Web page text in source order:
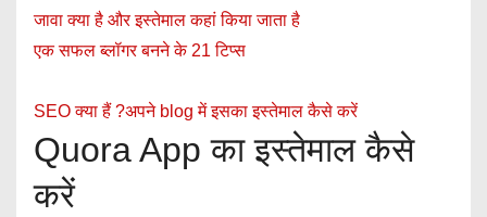
जावा क्या है और इस्तेमाल कहां किया जाता है
एक सफल ब्लॉगर बनने के 21 टिप्स
SEO क्या हैं ?अपने blog में इसका इस्तेमाल कैसे करें
Quora App का इस्तेमाल कैसे
करें